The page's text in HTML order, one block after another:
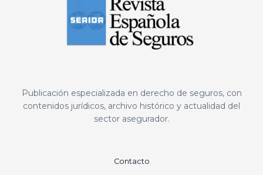
Publicación especializada en derecho de seguros, con
contenidos jurídicos, archivo histórico y actualidad del
sector asegurador.
Contacto